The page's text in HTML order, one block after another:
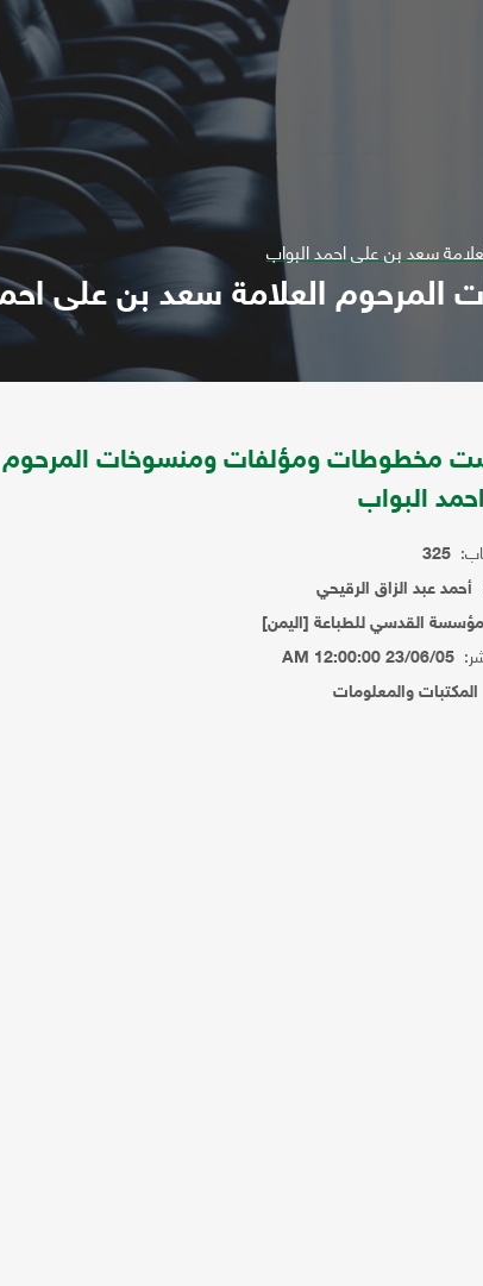
سعد بن على احمد البواب
العلامة سعد بن على
مخطوطات ومؤلفات ومنسوخات المرحوم
البواب
325
أحمد عبد الزاق الرقيحي
مؤسسة القدسي للطباعة [اليمن]
23/06/05 12:00:00 AM
المكتبات والمعلومات